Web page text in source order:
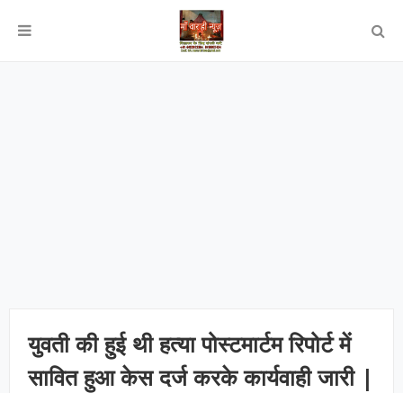
युवती की हुई थी हत्या पोस्टमार्टम रिपोर्ट में
सावित हुआ केस दर्ज करके कार्यवाही जारी |